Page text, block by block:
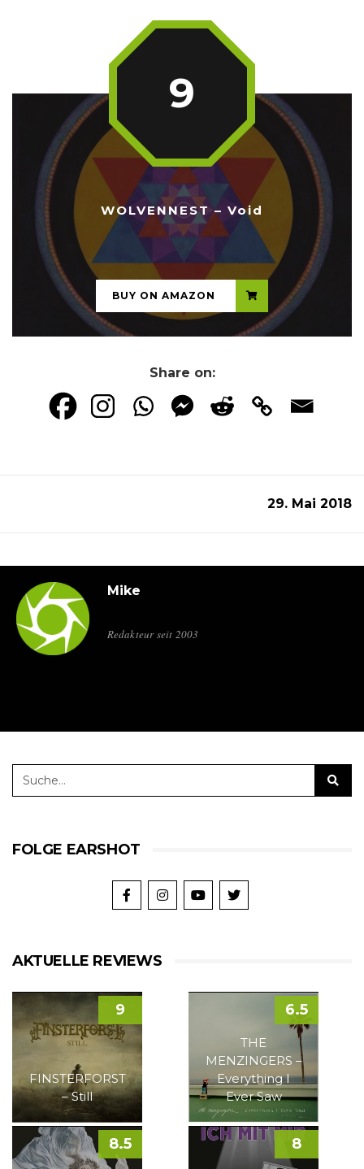
WOLVENNEST – Void
9
...
BUY ON AMAZON
Share on:
29. Mai 2018
Mike
Redakteur seit 2003
FOLGE EARSHOT
AKTUELLE REVIEWS
FINSTERFORST
– Still
9
THE
MENZINGERS –
Everything I
Ever Saw
6.5
8.5 8